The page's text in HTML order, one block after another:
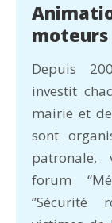
moteurs
Depuis
investit
mairie et
sont
patronale,
forum
’’Sécurité